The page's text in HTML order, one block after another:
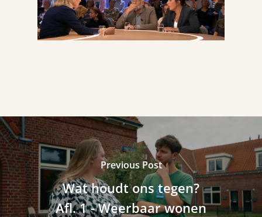
Previous Post
Wat houdt ons tegen?
Afl. 1 - Weerbaar wonen